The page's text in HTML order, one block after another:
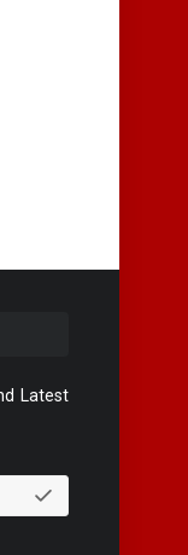
Latest